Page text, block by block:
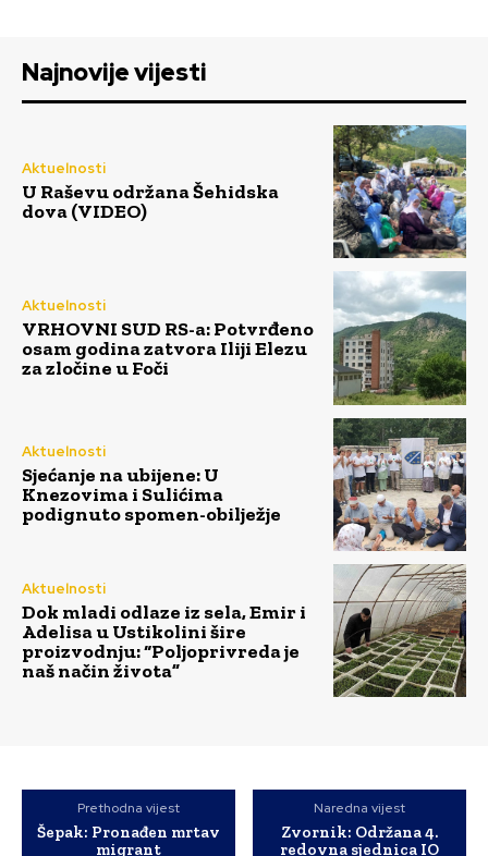
Najnovije vijesti
Aktuelnosti
U Raševu održana Šehidska
dova (VIDEO)
Aktuelnosti
VRHOVNI SUD RS-a: Potvrđeno
osam godina zatvora Iliji Elezu
za zločine u Foči
Aktuelnosti
Sjećanje na ubijene: U
Knezovima i Sulićima
podignuto spomen-obilježje
Aktuelnosti
Dok mladi odlaze iz sela, Emir i
Adelisa u Ustikolini šire
proizvodnju: “Poljoprivreda je
naš način života”
Prethodna vijest
Šepak: Pronađen mrtav
migrant
Naredna vijest
Zvornik: Održana 4.
redovna sjednica IO